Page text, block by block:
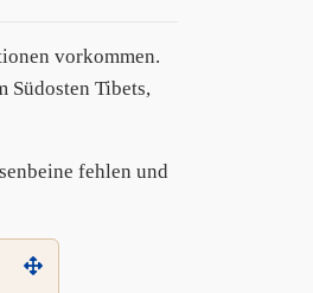
vorkommen.
Südosten Tibets,
fehlen und